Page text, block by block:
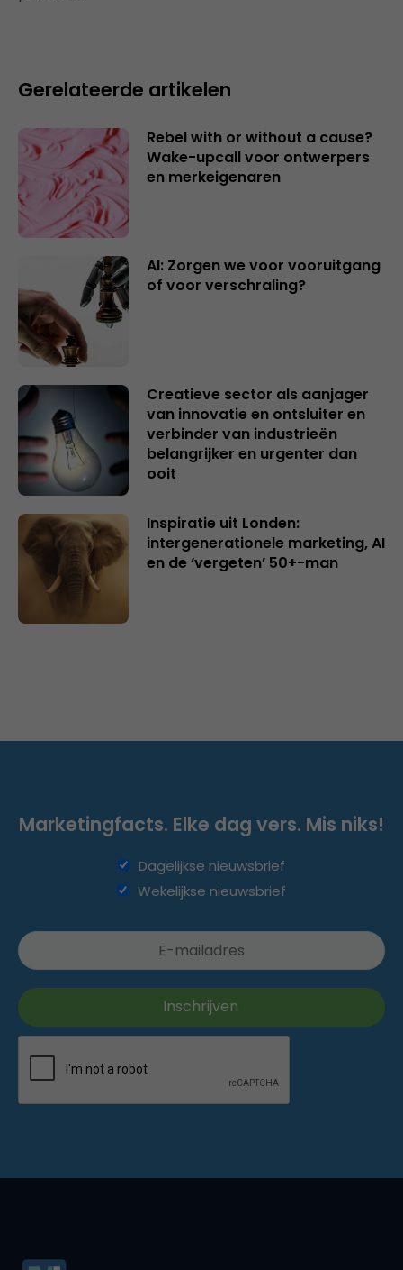
Gerelateerde artikelen
Rebel with or without a cause?
Wake-upcall voor ontwerpers
en merkeigenaren
AI: Zorgen we voor vooruitgang
of voor verschraling?
Creatieve sector als aanjager
van innovatie en ontsluiter en
verbinder van industrieën
belangrijker en urgenter dan
ooit
Inspiratie uit Londen:
intergenerationele marketing, AI
en de ‘vergeten’ 50+-man
Marketingfacts. Elke dag vers. Mis niks!
Dagelijkse nieuwsbrief
Wekelijkse nieuwsbrief